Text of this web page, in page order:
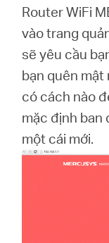
thiệu
eCatalog
Router WiFi
vào trang
sẽ yêu cầu
bạn quên mật
có cách nào
mặc định ban
một cái mới.